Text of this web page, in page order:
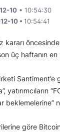
10 • 10:54:30
10 • 10:54:41
kararı
üç haftanın
Santiment’e
yatırımcıların
beklemelerine”
göre